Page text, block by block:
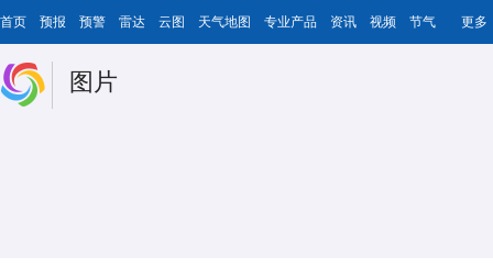
首页 预报 预警 雷达 云图 天气地图 专业产品 资讯 视频 节气 更多
图片